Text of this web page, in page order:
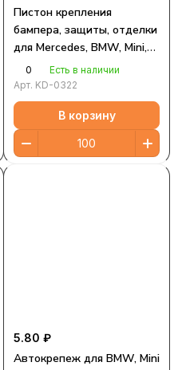
Пистон крепления
бампера, защиты, отделки
для Mercedes, BMW, Mini,
Smart, Mitsubishi, Volvo
0
Есть в наличии
Арт. KD-0322
В корзину
5.80 ₽
Автокрепеж для BMW, Mini